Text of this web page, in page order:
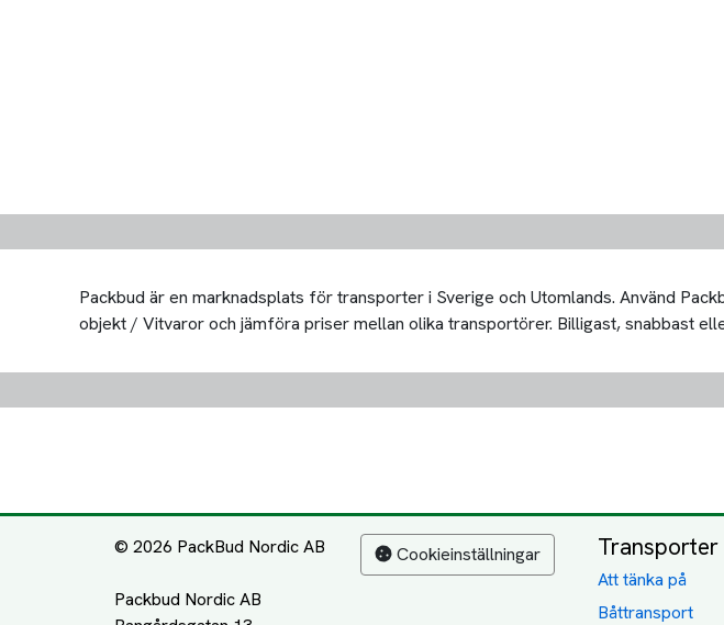
Packbud är en marknadsplats för transporter i Sverige och Utomlands. Använd
objekt / Vitvaror och jämföra priser mellan olika transportörer. Billigast, snabbast
© 2026 PackBud Nordic AB
Packbud Nordic AB
Cookieinställningar Transporter
Att tänka på
Båttransport